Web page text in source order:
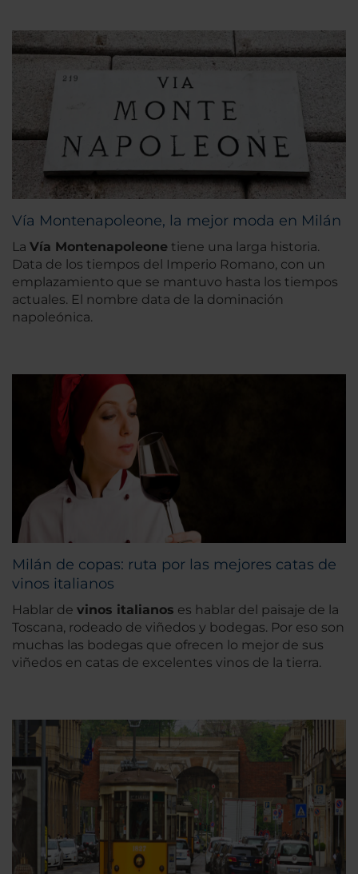
Vía Montenapoleone, la mejor moda en Milán
La Vía Montenapoleone tiene una larga historia.
Data de los tiempos del Imperio Romano, con un
emplazamiento que se mantuvo hasta los tiempos
actuales. El nombre data de la dominación
napoleónica.
Milán de copas: ruta por las mejores catas de
vinos italianos
Hablar de vinos italianos es hablar del paisaje de la
Toscana, rodeado de viñedos y bodegas. Por eso son
muchas las bodegas que ofrecen lo mejor de sus
viñedos en catas de excelentes vinos de la tierra.